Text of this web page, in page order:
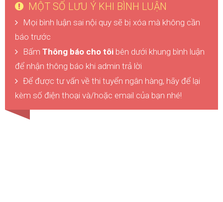
MỘT SỐ LƯU Ý KHI BÌNH LUẬN
Mọi bình luận sai nội quy sẽ bị xóa mà không cần
báo trước
Bấm Thông báo cho tôi bên dưới khung bình luận
để nhận thông báo khi admin trả lời
Để được tư vấn về thi tuyển ngân hàng, hãy để lại
kèm số điện thoại và/hoặc email của bạn nhé!